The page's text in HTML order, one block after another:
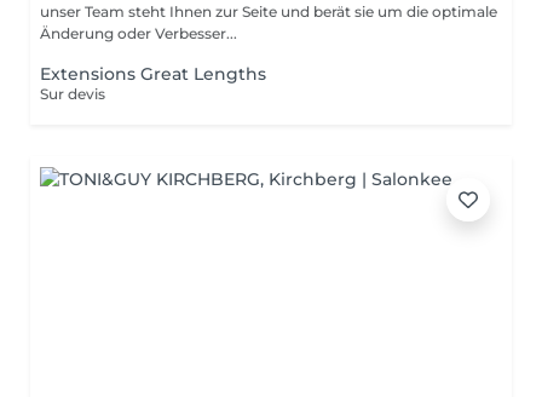
unser Team steht Ihnen zur Seite und berät sie um die optimale
Änderung oder Verbesser...
Extensions Great Lengths
Sur devis